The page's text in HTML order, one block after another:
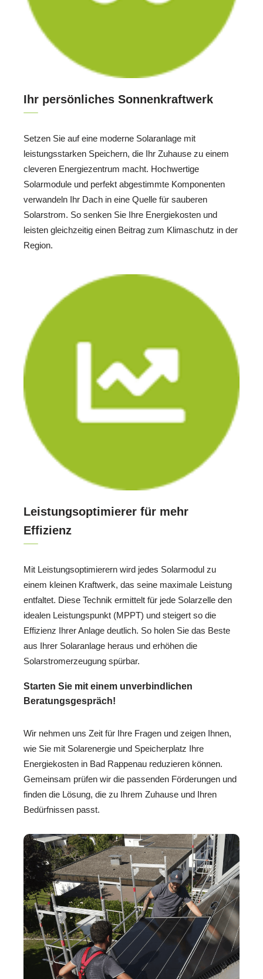
Ihr persönliches Sonnenkraftwerk
Setzen Sie auf eine moderne Solaranlage mit
leistungsstarken Speichern, die Ihr Zuhause zu einem
cleveren Energiezentrum macht. Hochwertige
Solarmodule und perfekt abgestimmte Komponenten
verwandeln Ihr Dach in eine Quelle für sauberen
Solarstrom. So senken Sie Ihre Energiekosten und
leisten gleichzeitig einen Beitrag zum Klimaschutz in der
Region.
Leistungsoptimierer für mehr
Effizienz
Mit Leistungsoptimierern wird jedes Solarmodul zu
einem kleinen Kraftwerk, das seine maximale Leistung
entfaltet. Diese Technik ermittelt für jede Solarzelle den
idealen Leistungspunkt (MPPT) und steigert so die
Effizienz Ihrer Anlage deutlich. So holen Sie das Beste
aus Ihrer Solaranlage heraus und erhöhen die
Solarstromerzeugung spürbar.
Starten Sie mit einem unverbindlichen
Beratungsgespräch!
Wir nehmen uns Zeit für Ihre Fragen und zeigen Ihnen,
wie Sie mit Solarenergie und Speicherplatz Ihre
Energiekosten in Bad Rappenau reduzieren können.
Gemeinsam prüfen wir die passenden Förderungen und
finden die Lösung, die zu Ihrem Zuhause und Ihren
Bedürfnissen passt.